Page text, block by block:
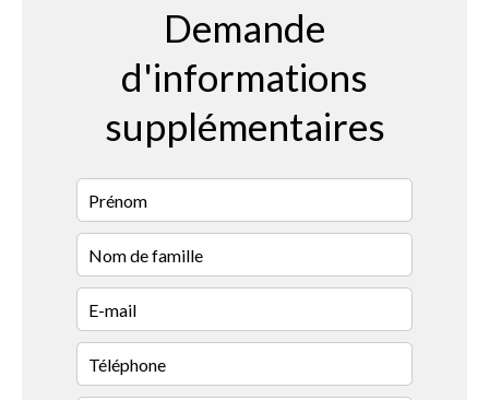
Demande
d'informations
supplémentaires